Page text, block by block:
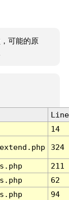
可能的原
Line
14
324
211
62
94